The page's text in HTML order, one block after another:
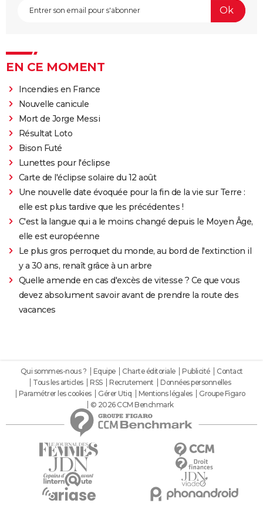
EN CE MOMENT
Incendies en France
Nouvelle canicule
Mort de Jorge Messi
Résultat Loto
Bison Futé
Lunettes pour l'éclipse
Carte de l'éclipse solaire du 12 août
Une nouvelle date évoquée pour la fin de la vie sur Terre :
elle est plus tardive que les précédentes !
C'est la langue qui a le moins changé depuis le Moyen Âge,
elle est européenne
Le plus gros perroquet du monde, au bord de l'extinction il
y a 30 ans, renaît grâce à un arbre
Quelle amende en cas d'excès de vitesse ? Ce que vous
devez absolument savoir avant de prendre la route des
vacances
Qui sommes-nous ? Equipe Charte éditoriale Publicité
Contact
Tous les articles
RSS Recrutement
Données personnelles
Paramétrer les cookies
Gérer Utiq Mentions légales
Groupe Figaro
© 2026 CCM Benchmark